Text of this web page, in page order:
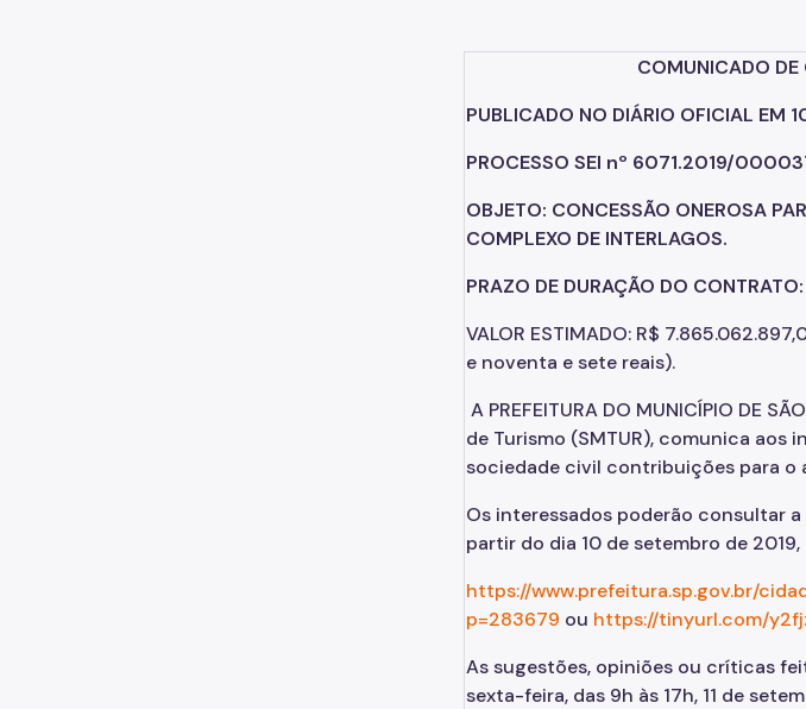
COMUNICADO DE
PUBLICADO NO DIÁRIO OFICIAL
PROCESSO SEI nº 6071.2019/
OBJETO: CONCESSÃO ONEROSA
COMPLEXO DE INTERLAGOS.
PRAZO DE DURAÇÃO DO
VALOR ESTIMADO: R$
e noventa e sete reais).
A PREFEITURA DO MUNICÍPIO DE
de Turismo (SMTUR), comunica aos
sociedade civil contribuições para o
Os interessados poderão consultar
partir do dia 10 de setembro de
https://www.prefeitura.sp.gov.br/
p=283679 ou https://tinyurl.com/
As sugestões, opiniões ou críticas
sexta-feira, das 9h às 17h, 11 de